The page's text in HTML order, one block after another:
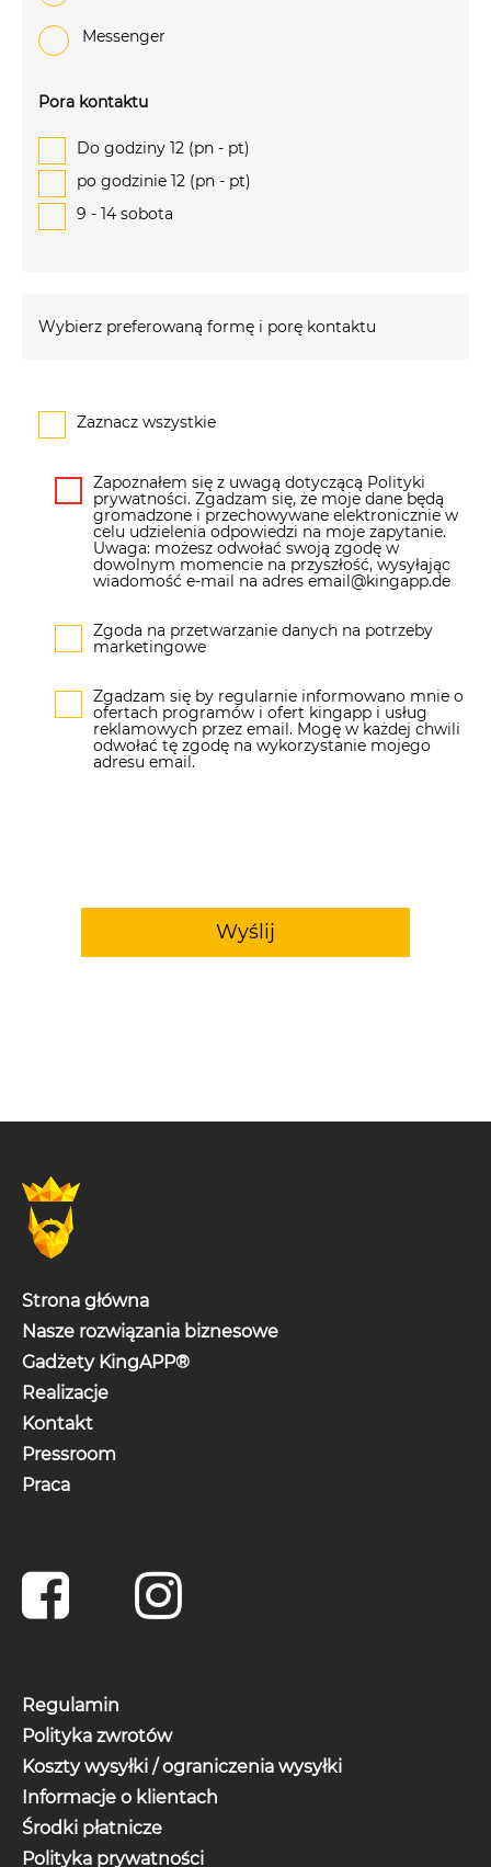
Messenger
Pora kontaktu
Do godziny 12 (pn - pt)
po godzinie 12 (pn - pt)
9 - 14 sobota
Wybierz preferowaną formę i porę kontaktu
Zaznacz wszystkie
Zapoznałem się z uwagą dotyczącą Polityki
prywatności. Zgadzam się, że moje dane będą
gromadzone i przechowywane elektronicznie w
celu udzielenia odpowiedzi na moje zapytanie.
Uwaga: możesz odwołać swoją zgodę w
dowolnym momencie na przyszłość, wysyłając
wiadomość e-mail na adres email@kingapp.de
Zgoda na przetwarzanie danych na potrzeby
marketingowe
Zgadzam się by regularnie informowano mnie o
ofertach programów i ofert kingapp i usług
reklamowych przez email. Mogę w każdej chwili
odwołać tę zgodę na wykorzystanie mojego
adresu email.
Wyślij
Strona główna
Nasze rozwiązania biznesowe
Gadżety KingAPP®
Realizacje
Kontakt
Pressroom
Praca
Regulamin
Polityka zwrotów
Koszty wysyłki / ograniczenia wysyłki
Informacje o klientach
Środki płatnicze
Polityka prywatności